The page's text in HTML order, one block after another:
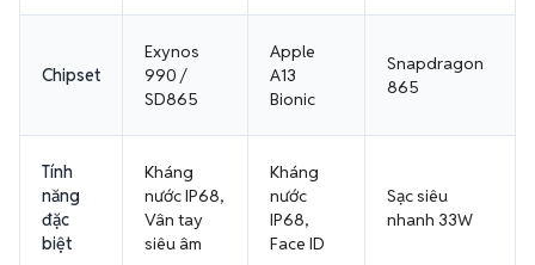
Chipset
Exynos
990 /
SD865
Apple
A13
Bionic
Snapdragon
865
Tính
năng
đặc
biệt
Kháng
nước IP68,
Vân tay
siêu âm
Kháng
nước
IP68,
Face ID
Sạc siêu
nhanh 33W